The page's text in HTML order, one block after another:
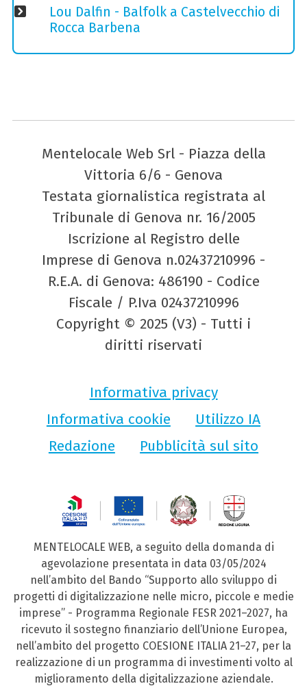
Lou Dalfin - Balfolk a Castelvecchio di
Rocca Barbena
Mentelocale Web Srl - Piazza della
Vittoria 6/6 - Genova
Testata giornalistica registrata al
Tribunale di Genova nr. 16/2005
Iscrizione al Registro delle
Imprese di Genova n.02437210996 -
R.E.A. di Genova: 486190 - Codice
Fiscale / P.Iva 02437210996
Copyright © 2025 (V3) - Tutti i
diritti riservati
Informativa privacy
Informativa cookie
Utilizzo IA
Redazione
Pubblicità sul sito
MENTELOCALE WEB, a seguito della domanda di
agevolazione presentata in data 03/05/2024
nell’ambito del Bando “Supporto allo sviluppo di
progetti di digitalizzazione nelle micro, piccole e medie
imprese” - Programma Regionale FESR 2021–2027, ha
ricevuto il sostegno finanziario dell’Unione Europea,
nell’ambito del progetto COESIONE ITALIA 21–27, per la
realizzazione di un programma di investimenti volto al
miglioramento della digitalizzazione aziendale.